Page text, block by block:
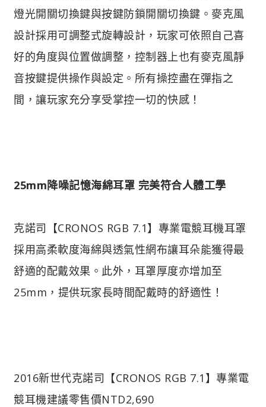
燈光開關切換鍵與按鍵防鎖開關切換鍵。麥克風
設計採用可調整式旋轉設計，玩家可依照自己喜
好的角度與位置做調整，控制器上也有麥克風靜
音按鍵提供操作與設定。所有操控盡在彈指之
間，讓玩家充分享受掌控一切的快感！
25mm降噪記憶海綿耳罩 完美符合人體工學
克諾司【CRONOS RGB 7.1】專業電競耳機耳罩
採用高柔軟度海綿與透氣性網布讓耳朵能獲得最
舒適的配戴效果。此外，耳罩厚度亦增加至
25mm，提供玩家長時間配戴時的舒適性！
2016新世代克諾司【CRONOS RGB 7.1】專業電
競耳機建議零售價NTD2,690